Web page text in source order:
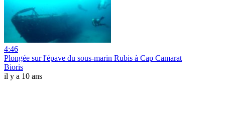
4:46
Plongée sur l'épave du sous-marin Rubis à Cap Camarat
Bioris
il y a 10 ans